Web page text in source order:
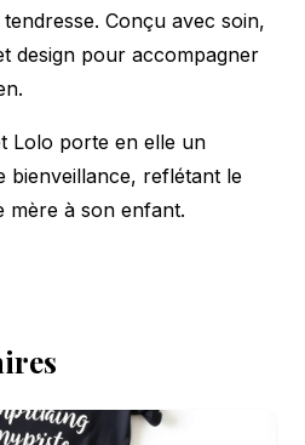
Conçu avec soin,
design pour accompagner
Lolo porte en elle un
bienveillance, reflétant le
mère à son enfant.